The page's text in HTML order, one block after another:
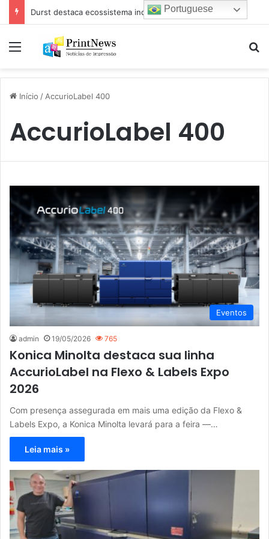
Durst destaca ecossistema industrial para impressão e estamparia digital na Febratex 2026
Menu
Início / AccurioLabel 400
AccurioLabel 400
Eventos
admin 19/05/2026 765
Konica Minolta destaca sua linha
AccurioLabel na Flexo & Labels Expo
2026
Com presença assegurada em mais uma edição da Flexo &
Labels Expo, a Konica Minolta levará para a feira —…
Leia mais »
Portuguese